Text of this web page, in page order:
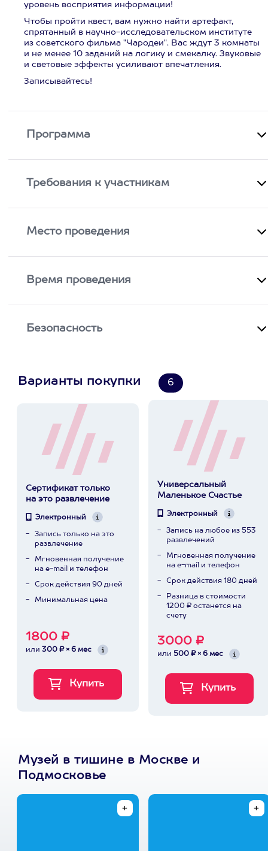
уровень восприятия информации!
Чтобы пройти квест, вам нужно найти артефакт,
спрятанный в научно-исследовательском институте
из советского фильма "Чародеи". Вас ждут 3 комнаты
и не менее 10 заданий на логику и смекалку. Звуковые
и световые эффекты усиливают впечатления.
Записывайтесь!
Программа
Требования к участникам
Место проведения
Время проведения
Безопасность
Варианты покупки 6
Сертификат только
на это развлечение
Электронный
Запись только на это
развлечение
Мгновенная получение
на e-mail и телефон
Срок действия 90 дней
Минимальная цена
1800 ₽
или 300 ₽ × 6 мес
Универсальный
Маленькое Счастье
Электронный
Запись на любое из 553
развлечений
Мгновенная получение
на e-mail и телефон
Срок действия 180 дней
Разница в стоимости
1200 ₽ останется на
счету
3000 ₽
или 500 ₽ × 6 мес
Музей в тишине в Москве и
Подмосковье